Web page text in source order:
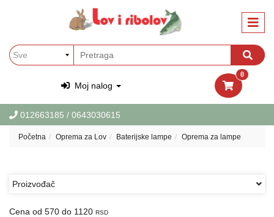
Moj nalog
0
012663185 / 0643030615
za
Ribolov
Garderoba
Lov
Ribolov
Početna Oprema za Lov Baterijske lampe Oprema za lampe
Proizvođač
Cena od 570 do 1120 RSD